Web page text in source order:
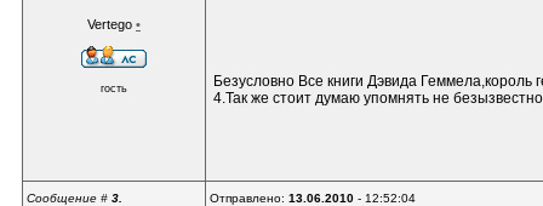
Vertego •
гость
Безусловно Все книги Дэвида Геммела,король
4.Так же стоит думаю упомнять не
Сообщение # 3. Отправлено: 13.06.2010 - 12:52:04